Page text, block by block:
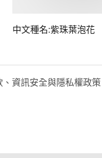
中文種名:紫珠葉泡花
資訊安全與隱私權政策